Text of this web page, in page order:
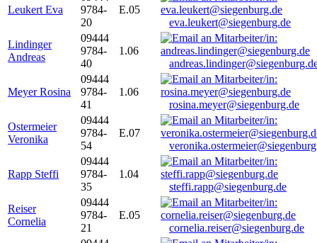
Leukert Eva
9784-
20
E.05
eva.leukert@siegenburg.de
Lindinger
Andreas
09444
9784-
40
1.06
Meyer Rosina
09444
9784-
41
1.06
rosina.meyer@siegenburg.de
Ostermeier
Veronika
09444
9784-
54
E.07
Rapp Steffi
09444
9784-
35
1.04
steffi.rapp@siegenburg.de
Reiser
Cornelia
09444
9784-
21
E.05
cornelia.reiser@siegenburg.de